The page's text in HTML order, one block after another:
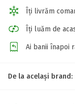
Îți livrăm
Îți luăm de
Ai banii înapoi
De la același brand: